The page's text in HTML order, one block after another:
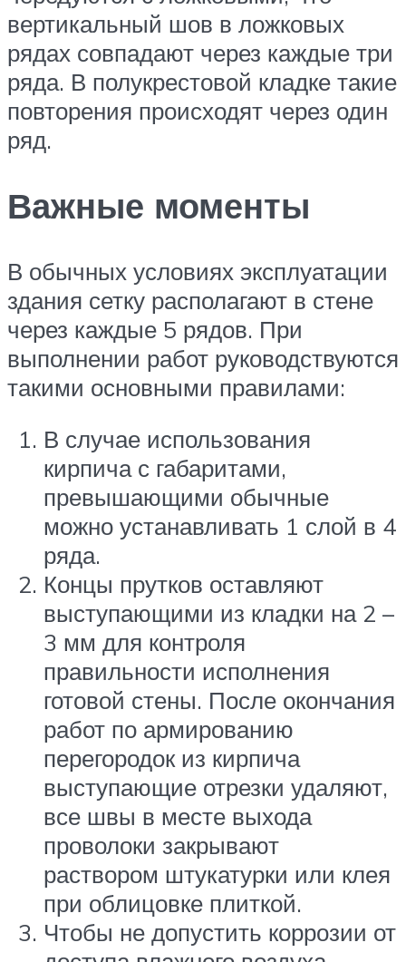
вертикальный шов в ложковых
рядах совпадают через каждые три
ряда. В полукрестовой кладке такие
повторения происходят через один
ряд.
Важные моменты
В обычных условиях эксплуатации
здания сетку располагают в стене
через каждые 5 рядов. При
выполнении работ руководствуются
такими основными правилами:
В случае использования
кирпича с габаритами,
превышающими обычные
можно устанавливать 1 слой в 4
ряда.
Концы прутков оставляют
выступающими из кладки на 2 –
3 мм для контроля
правильности исполнения
готовой стены. После окончания
работ по армированию
перегородок из кирпича
выступающие отрезки удаляют,
все швы в месте выхода
проволоки закрывают
раствором штукатурки или клея
при облицовке плиткой.
Чтобы не допустить коррозии от